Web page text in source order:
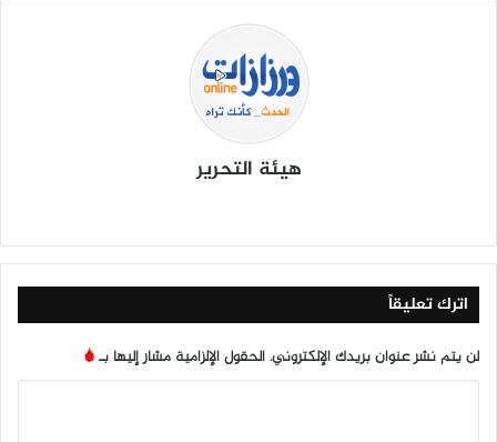
هيئة التحرير
الوي
ب
وك
م
k
اترك تعليقاً
لن يتم نشر عنوان بريدك الإلكتروني.الحقول الإلزامية مشار إليها بـ*